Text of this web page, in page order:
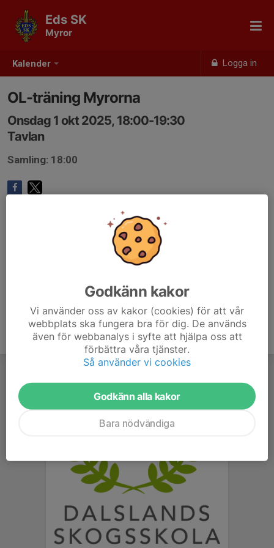
Kalender Logga in
Eds SK
Myror
OL-träning Myrorna
Onsdag 1 okt 2025, 18:00-19:30
Tavlan
Samling: 18:00
Godkänn kakor
Vi använder oss av kakor (cookies) för att vår
webbplats ska fungera bra för dig. De används
även för webbanalys i syfte att hjälpa oss att
förbättra våra tjänster.
Så använder vi cookies
Godkänn alla kakor
Bara nödvändiga